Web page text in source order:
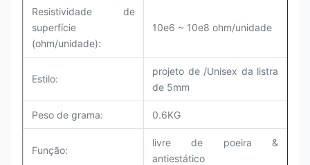
Resistividade de
superfície
(ohm/unidade):
10e6 ~ 10e8 ohm/unidade
Estilo:
projeto de /Unisex da listra
de 5mm
Peso de grama: 0.6KG
Função:
livre de poeira &
antiestático